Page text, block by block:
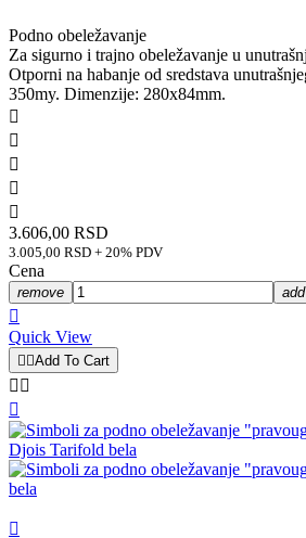
Podno obeležavanje
Za sigurno i trajno obeležavanje u
Otporni na habanje od sredstava
350my. Dimenzije: 280x84mm.





3.606,00 RSD
3.005,00 RSD + 20% PDV
Cena
remove add

Quick View
Add To Cart
 

